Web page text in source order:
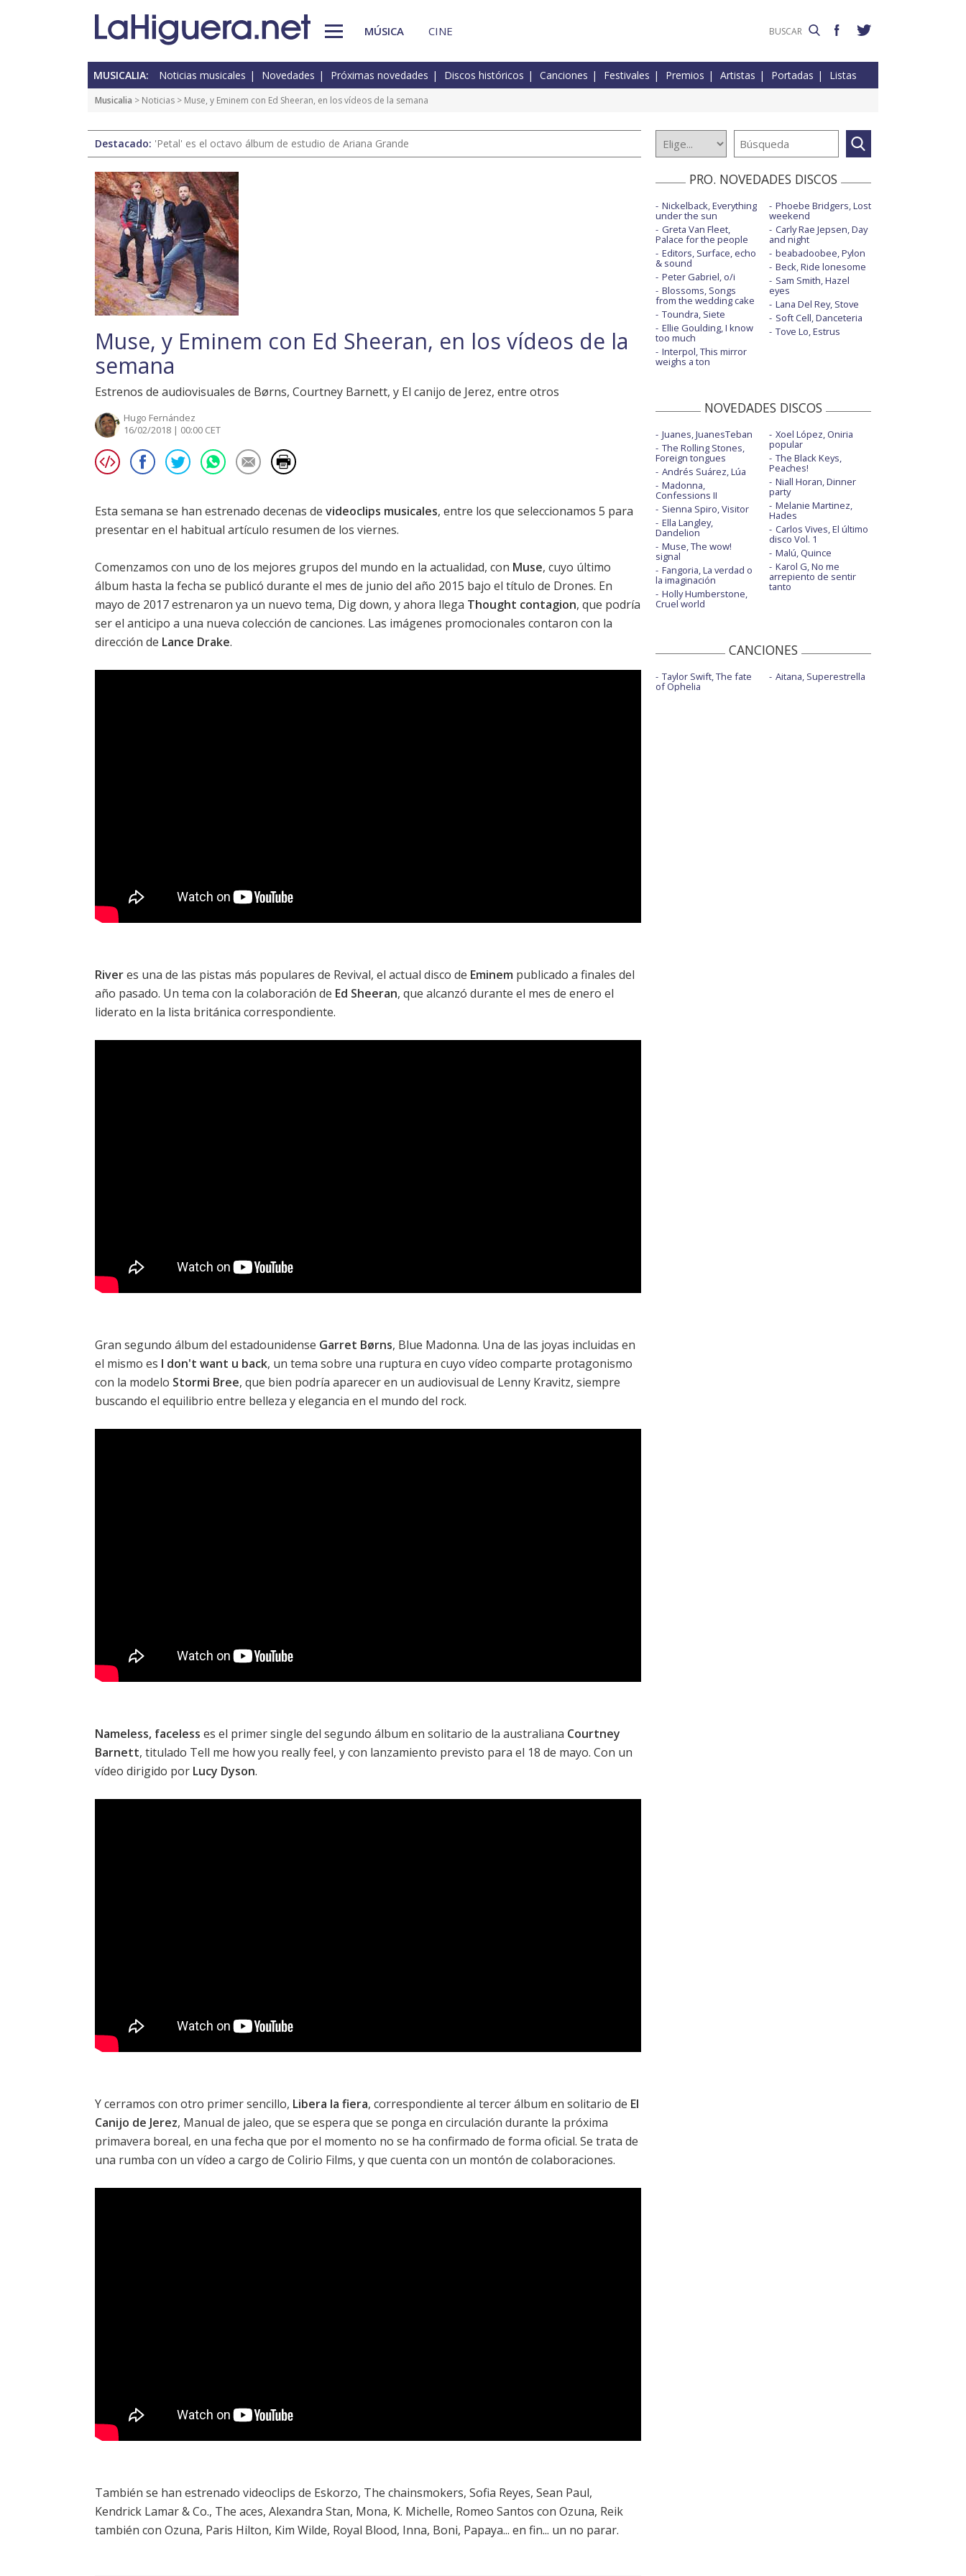
MÚSICA CINE
MUSICALIA: Noticias musicales Novedades Próximas novedades Discos históricos Canciones Festivales Premios Artistas Portadas Listas
Musicalia > Noticias > Muse, y Eminem con Ed Sheeran, en los vídeos de la semana
Destacado: 'Petal' es el octavo álbum de estudio de Ariana Grande
Muse, y Eminem con Ed Sheeran, en los vídeos de la
semana
Estrenos de audiovisuales de Børns, Courtney Barnett, y El canijo de Jerez, entre otros
Hugo Fernández
16/02/2018 | 00:00 CET
Esta semana se han estrenado decenas de videoclips musicales, entre los que seleccionamos 5 para
presentar en el habitual artículo resumen de los viernes.
Comenzamos con uno de los mejores grupos del mundo en la actualidad, con Muse, cuyo último
álbum hasta la fecha se publicó durante el mes de junio del año 2015 bajo el título de Drones. En
mayo de 2017 estrenaron ya un nuevo tema, Dig down, y ahora llega Thought contagion, que podría
ser el anticipo a una nueva colección de canciones. Las imágenes promocionales contaron con la
dirección de Lance Drake.
Riveres una de las pistas más populares de Revival, el actual disco de Eminem publicado a finales del
año pasado. Un tema con la colaboración de Ed Sheeran, que alcanzó durante el mes de enero el
liderato en la lista británica correspondiente.
Gran segundo álbum del estadounidense Garret Børns, Blue Madonna. Una de las joyas incluidas en
el mismo es I don't want u back, un tema sobre una ruptura en cuyo vídeo comparte protagonismo
con la modelo Stormi Bree, que bien podría aparecer en un audiovisual de Lenny Kravitz, siempre
buscando el equilibrio entre belleza y elegancia en el mundo del rock.
Nameless, faceless es el primer single del segundo álbum en solitario de la australiana Courtney
Barnett, titulado Tell me how you really feel, y con lanzamiento previsto para el 18 de mayo. Con un
vídeo dirigido por Lucy Dyson.
Y cerramos con otro primer sencillo, Libera la fiera, correspondiente al tercer álbum en solitario de El
Canijo de Jerez, Manual de jaleo, que se espera que se ponga en circulación durante la próxima
primavera boreal, en una fecha que por el momento no se ha confirmado de forma oficial. Se trata de
una rumba con un vídeo a cargo de Colirio Films, y que cuenta con un montón de colaboraciones.
También se han estrenado videoclips de Eskorzo, The chainsmokers, Sofia Reyes, Sean Paul,
Kendrick Lamar & Co., The aces, Alexandra Stan, Mona, K. Michelle, Romeo Santos con Ozuna, Reik
también con Ozuna, Paris Hilton, Kim Wilde, Royal Blood, Inna, Boni, Papaya... en fin... un no parar.
PRO. NOVEDADES DISCOS
Nickelback, Everything
under the sun
Greta Van Fleet,
Palace for the people
Editors, Surface, echo
& sound
Peter Gabriel, o/i
Blossoms, Songs
from the wedding cake
Toundra, Siete
Ellie Goulding, I know
too much
Interpol, This mirror
weighs a ton
Phoebe Bridgers, Lost
weekend
Carly Rae Jepsen, Day
and night
beabadoobee, Pylon
Beck, Ride lonesome
Sam Smith, Hazel
eyes
Lana Del Rey, Stove
Soft Cell, Danceteria
Tove Lo, Estrus
NOVEDADES DISCOS
Juanes, JuanesTeban
The Rolling Stones,
Foreign tongues
Andrés Suárez, Lúa
Madonna,
Confessions II
Sienna Spiro, Visitor
Ella Langley,
Dandelion
Muse, The wow!
signal
Fangoria, La verdad o
la imaginación
Holly Humberstone,
Cruel world
Xoel López, Oniria
popular
The Black Keys,
Peaches!
Niall Horan, Dinner
party
Melanie Martinez,
Hades
Carlos Vives, El último
disco Vol. 1
Malú, Quince
Karol G, No me
arrepiento de sentir
tanto
CANCIONES
Taylor Swift, The fate
of Ophelia
Aitana, Superestrella